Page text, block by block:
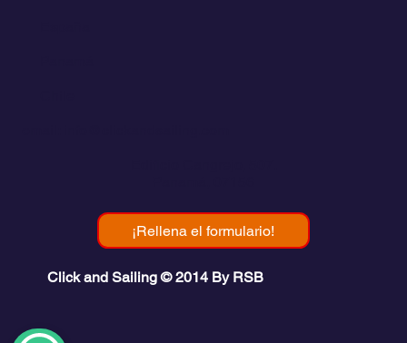
Click and Sailing © 2014 By RSB
¡Rellena el formulario!